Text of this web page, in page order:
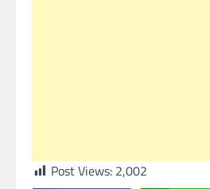
Post Views: 2,002